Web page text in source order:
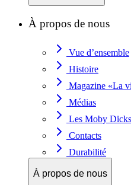
À propos de nous
Vue d’ensemble
Histoire
Magazine «La
Médias
Les Moby Dicks
Contacts
Durabilité
À propos de nous